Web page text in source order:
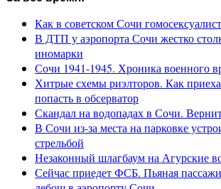
Как в советском Сочи
В ДТП у аэропорта Сочи жестко
иномарки
Сочи 1941-1945. Хроника военного
Хитрые схемы риэлторов. Как
попасть в обсерватор
Скандал на водопадах в Сочи.
В Сочи из-за места на парковке
стрельбой
Незаконный шлагбаум на Агурские
Сейчас приедет ФСБ. Пьяная